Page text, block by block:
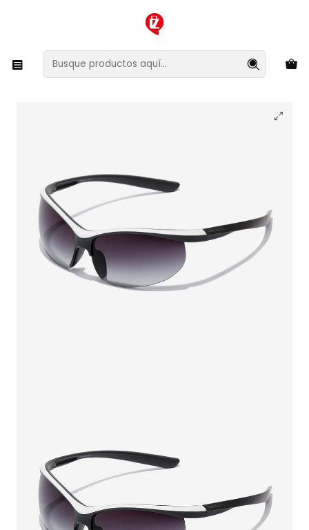
XMAS SALE ¡Compra antes de que la oferta termine!
Lentes y Accesorios Lentes de Sol
Lentes de Sol Hawkers Radiante HRAD24HGT0